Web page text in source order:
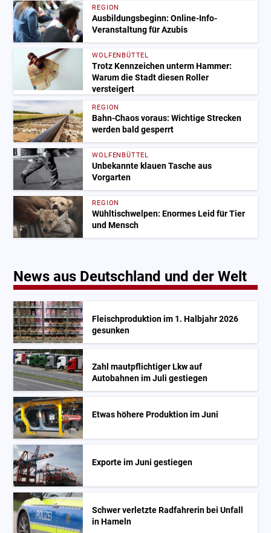
REGION
Ausbildungsbeginn: Online-Info-
Veranstaltung für Azubis
WOLFENBÜTTEL
Trotz Kennzeichen unterm Hammer:
Warum die Stadt diesen Roller
versteigert
REGION
Bahn-Chaos voraus: Wichtige Strecken
werden bald gesperrt
WOLFENBÜTTEL
Unbekannte klauen Tasche aus
Vorgarten
REGION
Wühltischwelpen: Enormes Leid für Tier
und Mensch
News aus Deutschland und der Welt
Fleischproduktion im 1. Halbjahr 2026
gesunken
Zahl mautpflichtiger Lkw auf
Autobahnen im Juli gestiegen
Etwas höhere Produktion im Juni
Exporte im Juni gestiegen
Schwer verletzte Radfahrerin bei Unfall
in Hameln